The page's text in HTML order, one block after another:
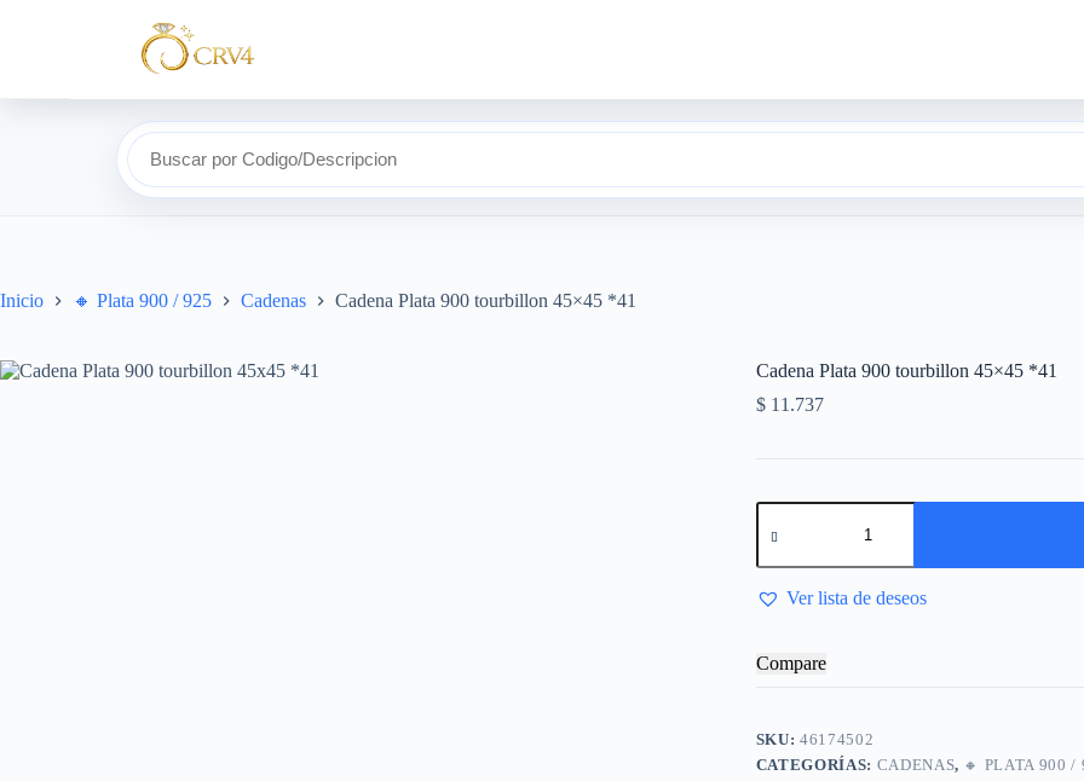
Buscar por Codigo/Descripcion
Inicio 🔸​ Plata 900 / 925 Cadenas Cadena Plata 900 tourbillon 45×45 *41
Cadena Plata 900 tourbillon 45×45 *41
$11.737
Ver lista de deseos
Compare
SKU:46174502
CATEGORÍAS: CADENAS, 🔸​ PLATA 900 /